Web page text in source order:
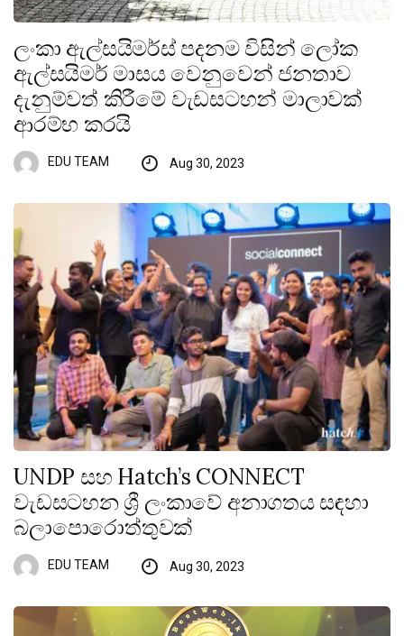
ලංකා ඇල්සයිමර්ස් පදනම විසින් ලෝක
ඇල්සයිමර් මාසය වෙනුවෙන් ජනතාව
දැනුම්වත් කිරීමේ වැඩසටහන් මාලාවක්
ආරම්භ කරයි
EDU TEAM Aug 30, 2023
UNDP සහ Hatch’s CONNECT
වැඩසටහන ශ්‍රී ලංකාවේ අනාගතය සඳහා
බලාපොරොත්තුවක්
EDU TEAM Aug 30, 2023